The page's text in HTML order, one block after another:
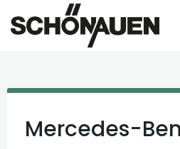
Mercedes-